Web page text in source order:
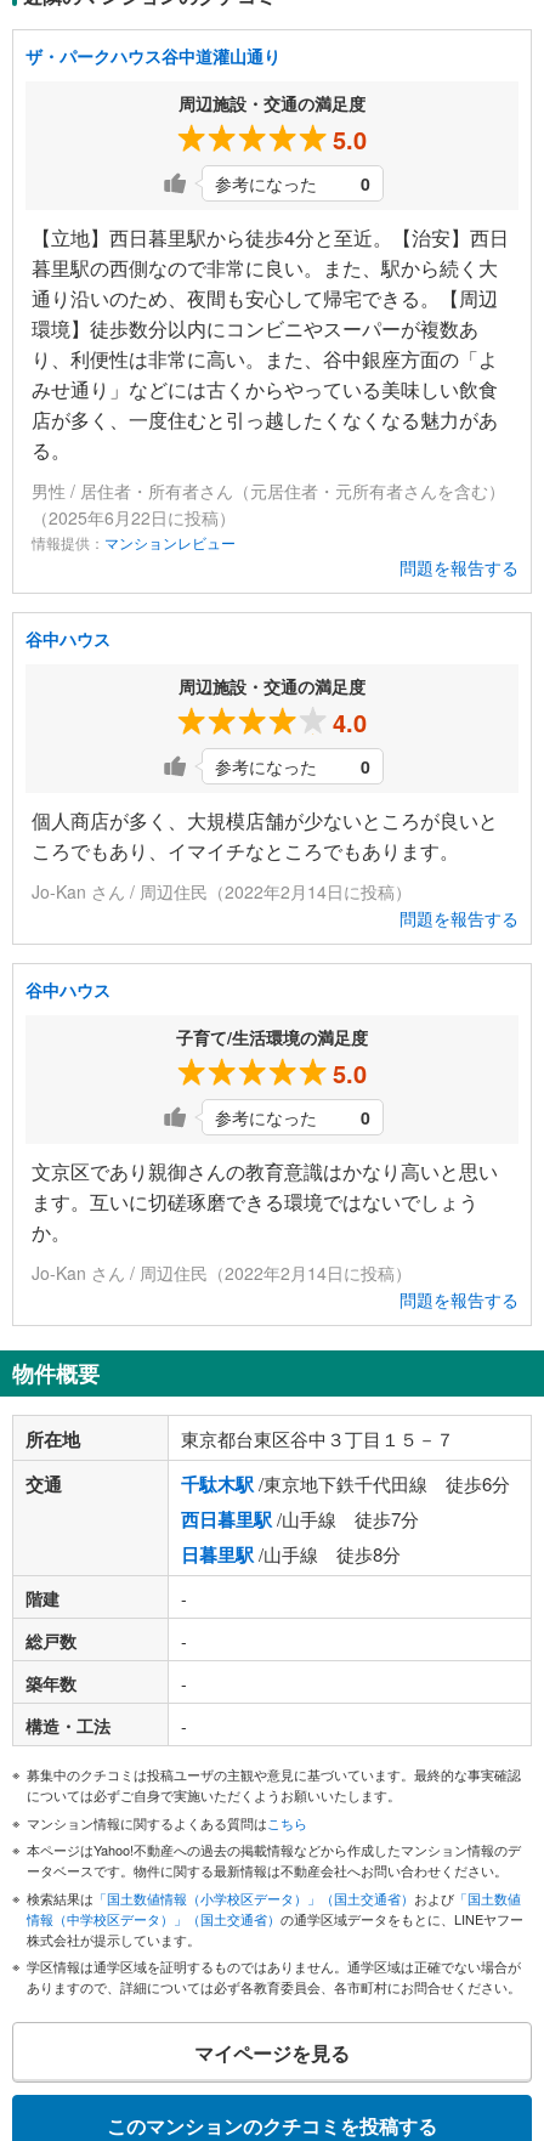
ザ・パークハウス谷中道灌山通り
周辺施設・交通の満足度
5.0
参考になった 0
【立地】西日暮里駅から徒歩4分と至近。【治安】西日
暮里駅の西側なので非常に良い。また、駅から続く大
通り沿いのため、夜間も安心して帰宅できる。【周辺
環境】徒歩数分以内にコンビニやスーパーが複数あ
り、利便性は非常に高い。また、谷中銀座方面の「よ
みせ通り」などには古くからやっている美味しい飲食
店が多く、一度住むと引っ越したくなくなる魅力があ
る。
男性 / 居住者・所有者さん（元居住者・元所有者さんを含む）
（2025年6月22日に投稿）
情報提供： マンションレビュー
問題を報告する
谷中ハウス
周辺施設・交通の満足度
4.0
参考になった 0
個人商店が多く、大規模店舗が少ないところが良いと
ころでもあり、イマイチなところでもあります。
Jo-Kan さん / 周辺住民（2022年2月14日に投稿）
問題を報告する
谷中ハウス
子育て/生活環境の満足度
5.0
参考になった 0
文京区であり親御さんの教育意識はかなり高いと思い
ます。互いに切磋琢磨できる環境ではないでしょう
か。
Jo-Kan さん / 周辺住民（2022年2月14日に投稿）
問題を報告する
物件概要
所在地 東京都台東区谷中３丁目１５－７
交通 千駄木駅/東京地下鉄千代田線 徒歩6分
西日暮里駅/山手線 徒歩7分
日暮里駅/山手線 徒歩8分
階建
-
総戸数
-
築年数
-
構造・工法
-
募集中のクチコミは投稿ユーザの主観や意見に基づいています。最終的な事実確認
については必ずご自身で実施いただくようお願いいたします。
マンション情報に関するよくある質問はこちら
本ページはYahoo!不動産への過去の掲載情報などから作成したマンション情報のデ
ータベースです。物件に関する最新情報は不動産会社へお問い合わせください。
検索結果は 「国土数値情報（小学校区データ）」（国土交通省） および 「国土数値
情報（中学校区データ）」（国土交通省） の通学区域データをもとに、LINEヤフー
株式会社が提示しています。
学区情報は通学区域を証明するものではありません。通学区域は正確でない場合が
ありますので、詳細については必ず各教育委員会、各市町村にお問合せください。
マイページを見る
このマンションのクチコミを投稿する